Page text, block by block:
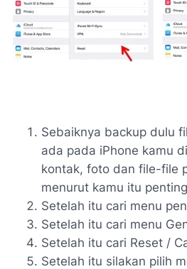
Sebaiknya backup dulu
ada pada iPhone kamu
kontak, foto dan file-file
menurut kamu itu
Setelah itu cari menu
Setelah itu cari menu
Setelah itu cari Reset /
Setelah itu silakan pilih